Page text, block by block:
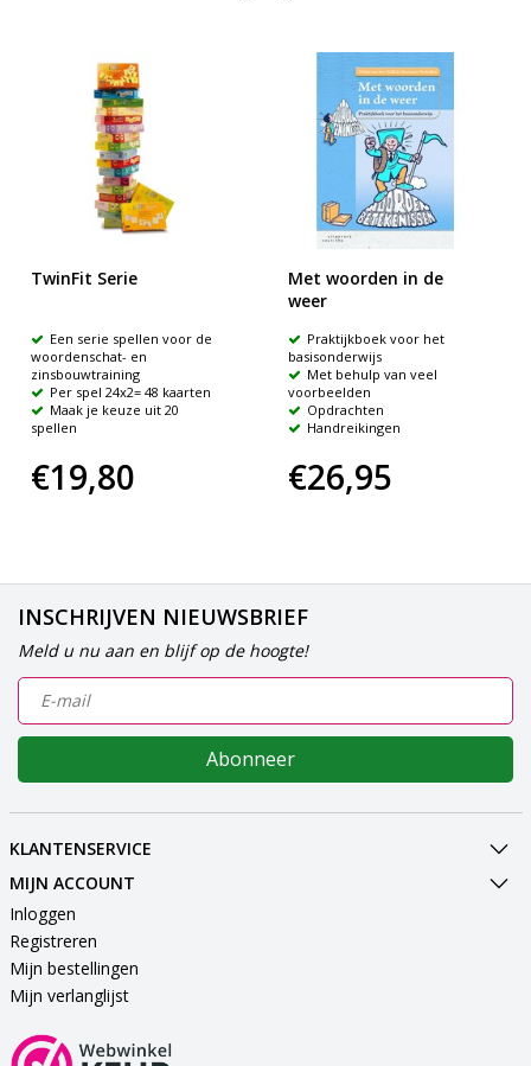
TwinFit Serie
Een serie spellen voor de
woordenschat- en
zinsbouwtraining
Per spel 24x2= 48 kaarten
Maak je keuze uit 20
spellen
€19,80
Met woorden in de
weer
Praktijkboek voor het
basisonderwijs
Met behulp van veel
voorbeelden
Opdrachten
Handreikingen
€26,95
INSCHRIJVEN NIEUWSBRIEF
Meld u nu aan en blijf op de hoogte!
Abonneer
KLANTENSERVICE
MIJN ACCOUNT
Inloggen
Registreren
Mijn bestellingen
Mijn verlanglijst